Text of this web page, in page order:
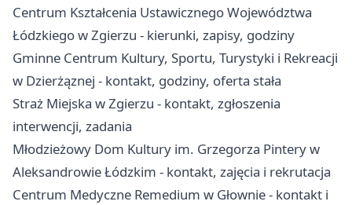
Centrum Kształcenia Ustawicznego Województwa
Łódzkiego w Zgierzu - kierunki, zapisy, godziny
Gminne Centrum Kultury, Sportu, Turystyki i Rekreacji
w Dzierżąznej - kontakt, godziny, oferta stała
Straż Miejska w Zgierzu - kontakt, zgłoszenia
interwencji, zadania
Młodzieżowy Dom Kultury im. Grzegorza Pintery w
Aleksandrowie Łódzkim - kontakt, zajęcia i rekrutacja
Centrum Medyczne Remedium w Głownie - kontakt i